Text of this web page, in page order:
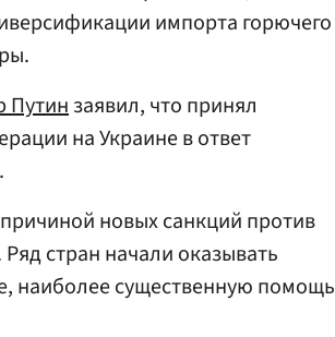
импорта горючего
Путинзаявил, что принял
на Украине в ответ
новых санкций против
стран начали оказывать
наиболее существенную помощь